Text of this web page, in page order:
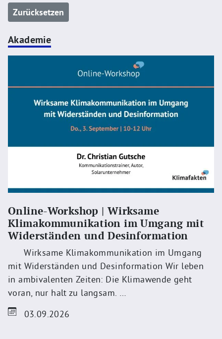
Akademie
Online-Workshop | Wirksame
Klimakommunikation im Umgang mit
Widerständen und Desinformation
Wirksame Klimakommunikation im Umgang
mit Widerständen und Desinformation Wir leben
in ambivalenten Zeiten: Die Klimawende geht
voran, nur halt zu langsam. …
03.09.2026